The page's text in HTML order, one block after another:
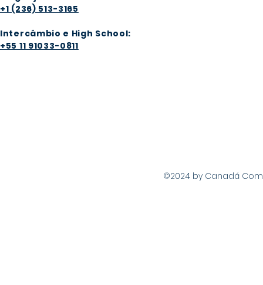
+1 (236) 513-3165
Intercâmbio e High School:
+55 11 91033-0811
©2024 by Canadá Com